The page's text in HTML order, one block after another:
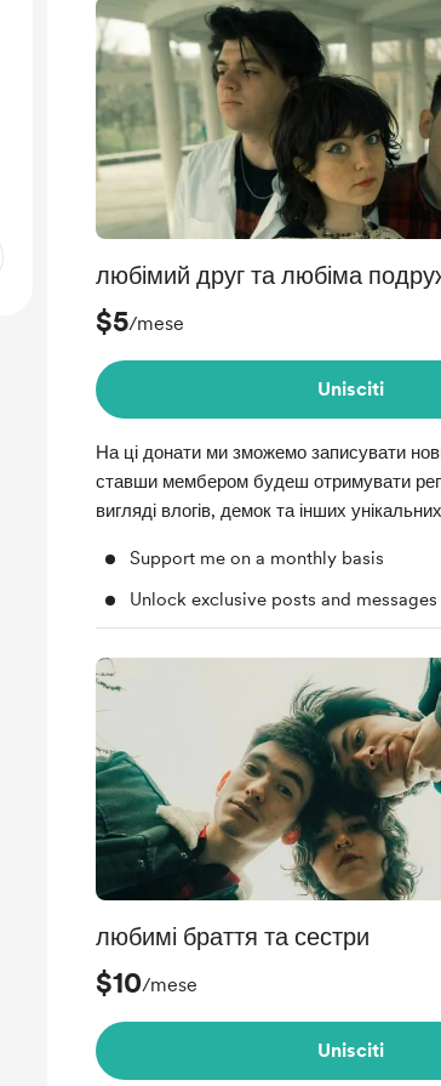
любімий друг та любіма
$5/mese
Unisciti
На ці донати ми зможемо записувати
ставши мембером будеш отримувати
вигляді влогів, демок та інших
Support me on a monthly basis
Unlock exclusive posts and messages
любимі браття та сестри
$10/mese
Unisciti